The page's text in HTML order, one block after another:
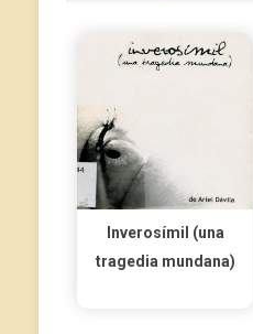
Inverosímil (una
tragedia mundana)